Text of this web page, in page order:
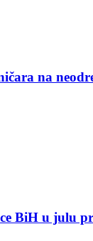
na
BiH u julu